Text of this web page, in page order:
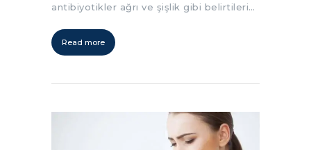
antibiyotikler ağrı ve şişlik gibi belirtileri…
Read more